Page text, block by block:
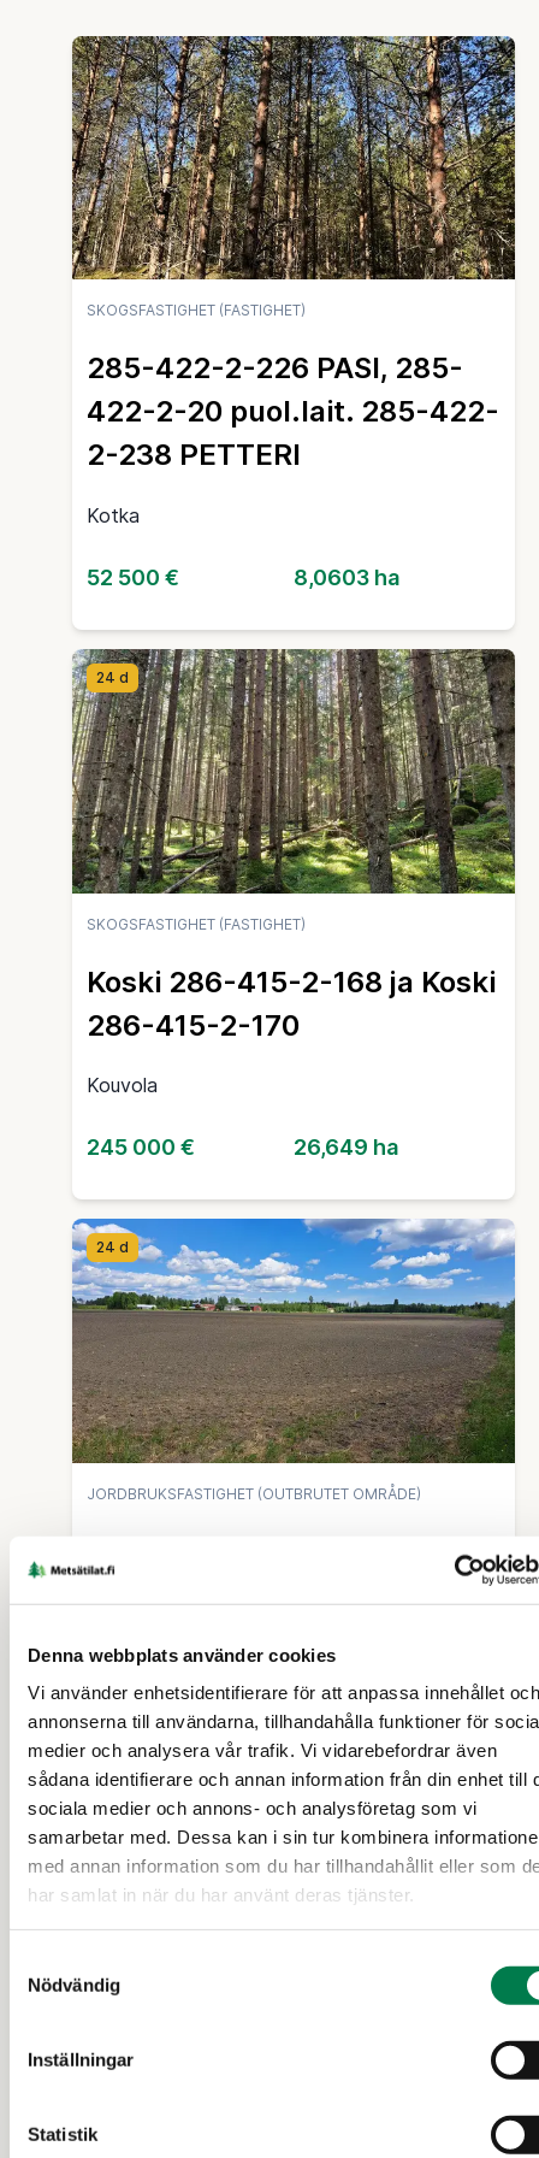
Denna webbplats använder cookies
Vi använder enhetsidentifierare för att anpassa innehållet och
annonserna till användarna, tillhandahålla funktioner för
medier och analysera vår trafik. Vi vidarebefordrar även
sådana identifierare och annan information från din enhet till
sociala medier och annons- och analysföretag som vi
samarbetar med. Dessa kan i sin tur kombinera
med annan information som du har tillhandahållit eller som
har samlat in när du har använt deras tjänster.
Nödvändig
Inställningar
Statistik
SKOGSFASTIGHET (FASTIGHET)
285-422-2-226 PASI, 285-
422-2-20 puol.lait. 285-422-
2-238 PETTERI
Kotka
52 500 € 8,0603 ha
24 d
SKOGSFASTIGHET (FASTIGHET)
Koski 286-415-2-168 ja Koski
286-415-2-170
Kouvola
245 000 € 26,649 ha
24 d
JORDBRUKSFASTIGHET (OUTBRUTET OMRÅDE)
121(määräala)
Kouvola
160 000 € ca 19,47 ha
24 d
JORDBRUKSFASTIGHET (FASTIGHET)
Santala II 286-405-2-28, Ali-